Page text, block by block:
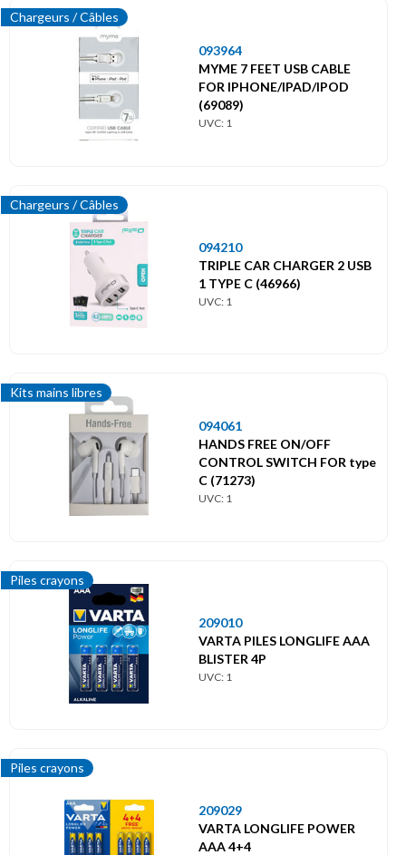
Chargeurs / Câbles
093964
MYME 7 FEET USB CABLE
FOR IPHONE/IPAD/IPOD
(69089)
UVC: 1
Chargeurs / Câbles
094210
TRIPLE CAR CHARGER 2 USB
1 TYPE C (46966)
UVC: 1
Kits mains libres
094061
HANDS FREE ON/OFF
CONTROL SWITCH FOR type
C (71273)
UVC: 1
Piles crayons
209010
VARTA PILES LONGLIFE AAA
BLISTER 4P
UVC: 1
Piles crayons
209029
VARTA LONGLIFE POWER
AAA 4+4